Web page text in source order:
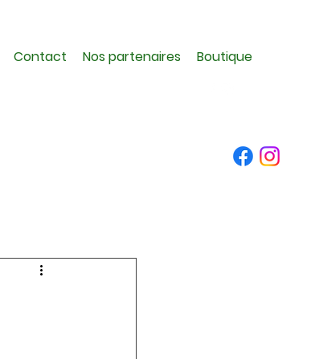
Contact Nos partenaires Boutique